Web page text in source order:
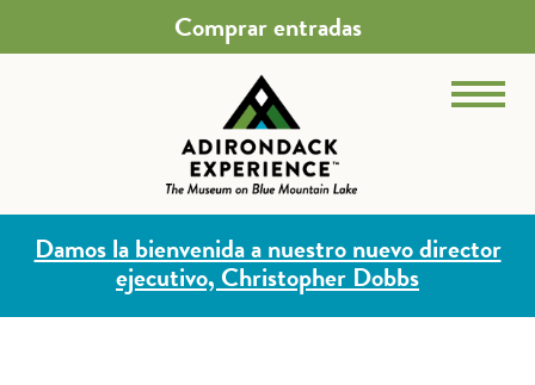
Comprar entradas
Damos la bienvenida a nuestro nuevo director
ejecutivo, Christopher Dobbs